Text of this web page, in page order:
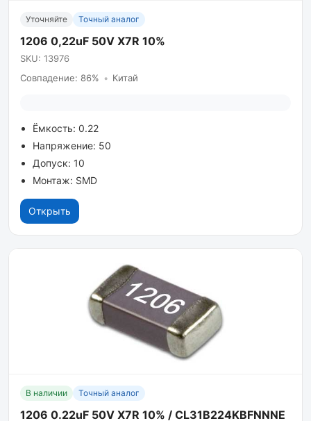
Уточняйте Точный аналог
1206 0,22uF 50V X7R 10%
SKU: 13976
Совпадение: 86% • Китай
Ёмкость: 0.22
Напряжение: 50
Допуск: 10
Монтаж: SMD
Открыть
В наличии Точный аналог
1206 0.22uF 50V X7R 10% / CL31B224KBFNNNE